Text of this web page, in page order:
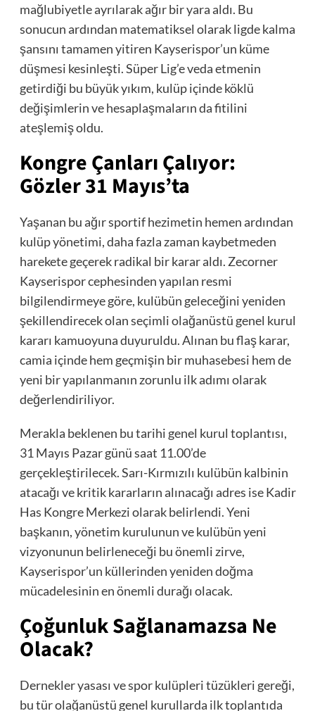
mağlubiyetle ayrılarak ağır bir yara aldı. Bu
sonucun ardından matematiksel olarak ligde kalma
şansını tamamen yitiren Kayserispor’un küme
düşmesi kesinleşti. Süper Lig’e veda etmenin
getirdiği bu büyük yıkım, kulüp içinde köklü
değişimlerin ve hesaplaşmaların da fitilini
ateşlemiş oldu.
Kongre Çanları Çalıyor:
Gözler 31 Mayıs’ta
Yaşanan bu ağır sportif hezimetin hemen ardından
kulüp yönetimi, daha fazla zaman kaybetmeden
harekete geçerek radikal bir karar aldı. Zecorner
Kayserispor cephesinden yapılan resmi
bilgilendirmeye göre, kulübün geleceğini yeniden
şekillendirecek olan seçimli olağanüstü genel kurul
kararı kamuoyuna duyuruldu. Alınan bu flaş karar,
camia içinde hem geçmişin bir muhasebesi hem de
yeni bir yapılanmanın zorunlu ilk adımı olarak
değerlendiriliyor.
Merakla beklenen bu tarihi genel kurul toplantısı,
31 Mayıs Pazar günü saat 11.00’de
gerçekleştirilecek. Sarı-Kırmızılı kulübün kalbinin
atacağı ve kritik kararların alınacağı adres ise Kadir
Has Kongre Merkezi olarak belirlendi. Yeni
başkanın, yönetim kurulunun ve kulübün yeni
vizyonunun belirleneceği bu önemli zirve,
Kayserispor’un küllerinden yeniden doğma
mücadelesinin en önemli durağı olacak.
Çoğunluk Sağlanamazsa Ne
Olacak?
Dernekler yasası ve spor kulüpleri tüzükleri gereği,
bu tür olağanüstü genel kurullarda ilk toplantıda